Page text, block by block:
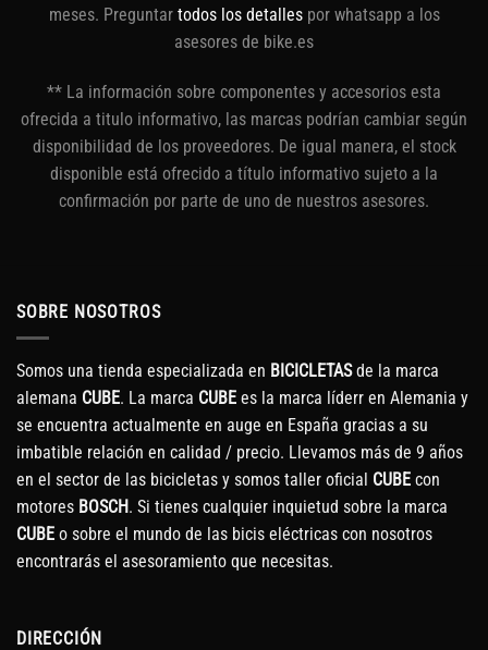
meses. Preguntar todos los detallespor whatsapp a los
asesores de bike.es
** La información sobre componentes y accesorios esta
ofrecida a titulo informativo, las marcas podrían cambiar según
disponibilidad de los proveedores. De igual manera, el stock
disponible está ofrecido a título informativo sujeto a la
confirmación por parte de uno de nuestros asesores.
SOBRE NOSOTROS
Somos una tienda especializada en BICICLETASde la marca
alemana CUBE. La marca CUBE es la marca líderr en Alemania y
se encuentra actualmente en auge en España gracias a su
imbatible relación en calidad / precio. Llevamos más de 9 años
en el sector de las bicicletas y somos taller oficial CUBE con
motores BOSCH. Si tienes cualquier inquietud sobre la marca
CUBE o sobre el mundo de las bicis eléctricas con nosotros
encontrarás el asesoramiento que necesitas.
DIRECCIÓN